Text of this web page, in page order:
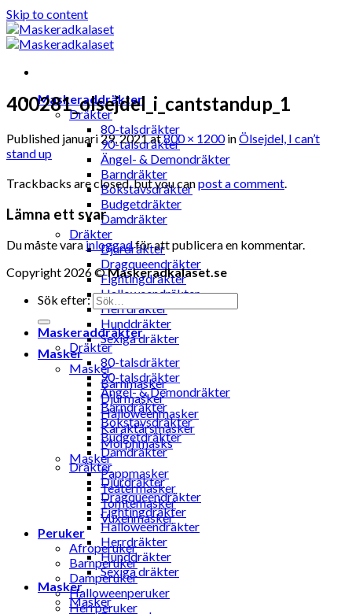
Skip to content
Maskeraddräkter
Dräkter
80-talsdräkter
90-talsdräkter
Ängel- & Demondräkter
Barndräkter
Bokstavsdräkter
Budgetdräkter
Damdräkter
Dräkter
Djurdräkter
Dragqueendräkter
Fightingdräkter
Halloweendräkter
Herrdräkter
Hunddräkter
Sexiga dräkter
Masker
Masker
Barnmasker
Djurmasker
Halloweenmasker
Karaktärsmasker
Morphmasks
Masker
Pappmasker
Teatermasker
Tomtemasker
Vuxenmasker
Peruker
Afroperuker
Barnperuker
Damperuker
Halloweenperuker
Herrperuker
400281_olsejdel_i_cantstandup_1
Published januari 29, 2021at800 × 1200inÖlsejdel, I can’t
stand up
Trackbacks are closed, but you canpost a comment.
Lämna ett svar
Du måste varainloggadför att publicera en kommentar.
Copyright 2026 ©Maskeradkalaset.se
Sök efter:
Maskeraddräkter
Dräkter
80-talsdräkter
90-talsdräkter
Ängel- & Demondräkter
Barndräkter
Bokstavsdräkter
Budgetdräkter
Damdräkter
Dräkter
Djurdräkter
Dragqueendräkter
Fightingdräkter
Halloweendräkter
Herrdräkter
Hunddräkter
Sexiga dräkter
Masker
Masker